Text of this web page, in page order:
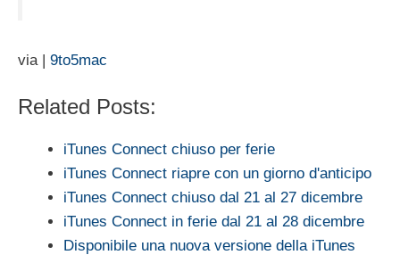
via | 9to5mac
Related Posts:
iTunes Connect chiuso per ferie
iTunes Connect riapre con un giorno d'anticipo
iTunes Connect chiuso dal 21 al 27 dicembre
iTunes Connect in ferie dal 21 al 28 dicembre
Disponibile una nuova versione della iTunes